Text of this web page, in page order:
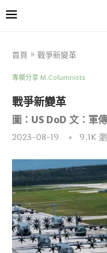
首頁 » 戰爭新變革
專欄分享 M.Columnists
戰爭新變革
圖：US DoD 文：軍
2023-08-19 9.1K